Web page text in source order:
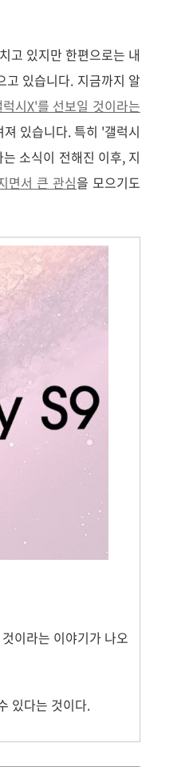
고 있지만 한편으로는 내
있습니다. 지금까지 알
시X'를 선보일 것이라는
있습니다. 특히 '갤럭시
소식이 전해진 이후, 지
면서 큰 관심을 모으기도
이라는 이야기가 나오
있다는 것이다.